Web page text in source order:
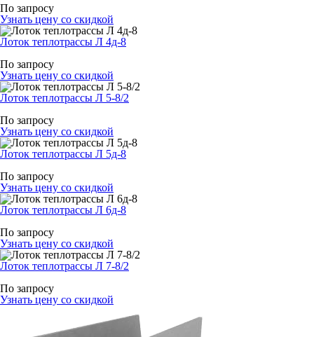
По запросу
Узнать цену со скидкой
Лоток теплотрассы Л 4д-8
По запросу
Узнать цену со скидкой
Лоток теплотрассы Л 5-8/2
По запросу
Узнать цену со скидкой
Лоток теплотрассы Л 5д-8
По запросу
Узнать цену со скидкой
Лоток теплотрассы Л 6д-8
По запросу
Узнать цену со скидкой
Лоток теплотрассы Л 7-8/2
По запросу
Узнать цену со скидкой